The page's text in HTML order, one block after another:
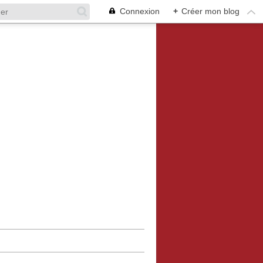
Connexion + Créer mon blog